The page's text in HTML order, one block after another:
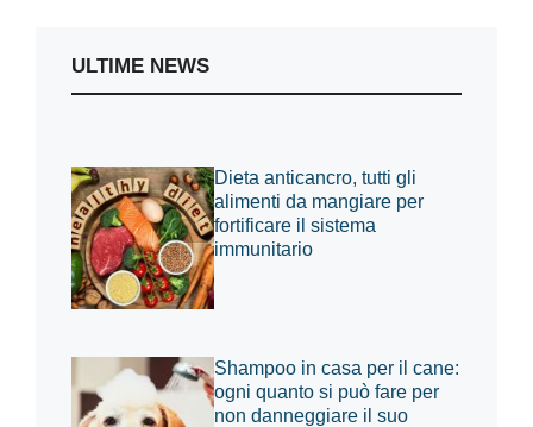
ULTIME NEWS
Dieta anticancro, tutti gli
alimenti da mangiare per
fortificare il sistema
immunitario
Shampoo in casa per il cane:
ogni quanto si può fare per
non danneggiare il suo